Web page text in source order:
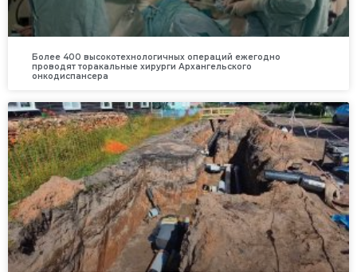
Более 400 высокотехнологичных операций ежегодно
проводят торакальные хирурги Архангельского
онкодиспансера